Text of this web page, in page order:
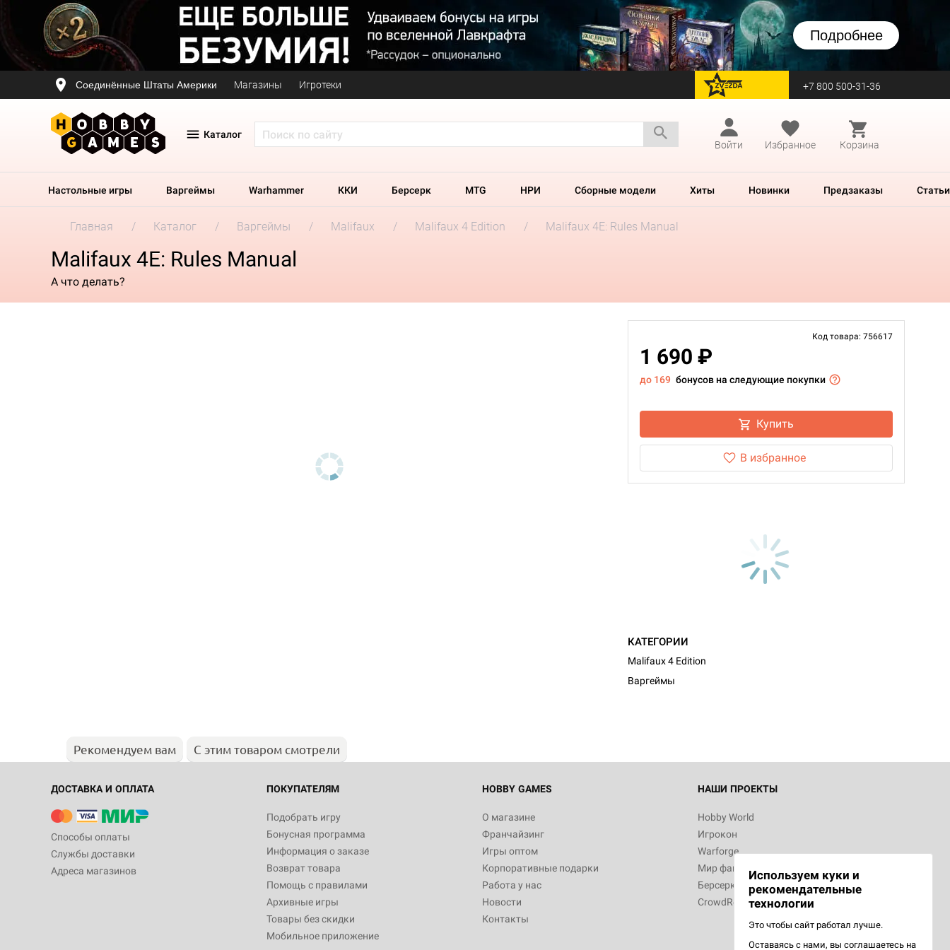
Подробнее
Соединённые Штаты Америки Магазины Игротеки перейти на Zvezda +7 800 500-31-36
Каталог
Войти
Избранное Корзина
Настольные игры Варгеймы Warhammer ККИ Берсерк MTG НРИ Сборные модели Хиты Новинки Предзаказы Статьи
Главная Каталог Варгеймы Malifaux Malifaux 4 Edition Malifaux 4E: Rules Manual
Malifaux 4E: Rules Manual
А что делать?
Код товара: 756617
1 690 ₽
до 169 бонусов на следующие покупки
Купить
В избранное
КАТЕГОРИИ
Malifaux 4 Edition
Варгеймы
Рекомендуем вам С этим товаром смотрели
ДОСТАВКА И ОПЛАТА
Способы оплаты
Службы доставки
Адреса магазинов
ПОКУПАТЕЛЯМ
Подобрать игру
Бонусная программа
Информация о заказе
Возврат товара
Помощь с правилами
Архивные игры
Товары без скидки
Мобильное приложение
HOBBY GAMES
О магазине
Франчайзинг
Игры оптом
Корпоративные подарки
Работа у нас
Новости
Контакты
НАШИ ПРОЕКТЫ
Hobby World
Игрокон
Warforge
Мир фантастики
Берсерк
CrowdRepublic
Используем куки и
рекомендательные
технологии
Это чтобы сайт работал лучше.
Оставаясь с нами, вы соглашаетесь на